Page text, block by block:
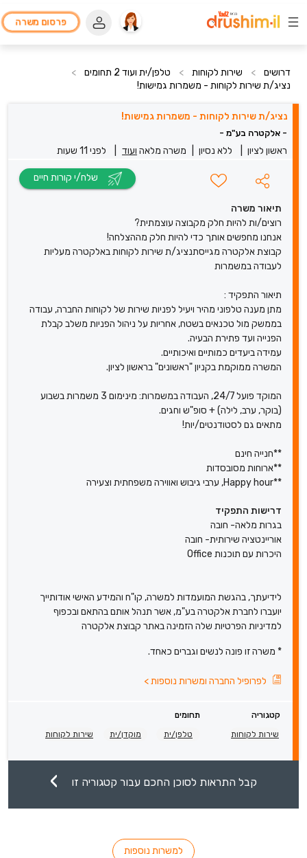
פרסום משרה
דרושים > שירות לקוחות > טלפן/ית ועוד 2 תחומים
>
נציג/ת שירות לקוחות - משמרות גמישות!
נציג/ת שירות לקוחות - משמרות גמישות!
- אלקטרה בע"מ -
ראשון לציון ללא נסיון משרה מלאה ועוד לפני 11 שעות
תיאור משרה
רוצים/ות להיות חלק מקבוצה עוצמתית?
אנחנו מחפשים אותך כדי להיות חלק מההצלחה!
קבוצת אלקטרה מגייסתנציג/ת שירות לקוחות באלקטרה מעליות
לעבודה במשמרות
תיאור התפקיד :
מתן מענה טלפוני מהיר ויעיל לפניות שירות של לקוחות החברה, עבודה
בממשק מול טכנאים בשטח, אחריות על ניהול הפניות משלב קבלת
הפנייה ועד פתירת הבעיה.
עמידה ביעדים כמותיים ואיכותיים.
המשרה ממוקמת בקניון "ראשונים" בראשון לציון.
המוקד פועל 24/7, העבודה במשמרות: מינימום 3 משמרות בשבוע
(בוקר, ערב, לילה) + סופ"ש וחגים.
מתאים גם לסטודנטים/יות!
**חנייה חינם
**ארוחות מסובסדות
**Happy hour, ערבי גיבוש ואווירה משפחתית וצעירה
דרישות התפקיד
בגרות מלאה- חובה
אוריינטציה שירותית- חובה
היכרות עם תוכנות Office
לידיעתך, בהגשת המועמדות למשרה, קו"ח והמידע האישי אודותייך
יועברו לחברת אלקטרה בע"מ, אשר תנהל אותם בהתאם ובכפוף
למדיניות הפרטיות שלה הזמינה באתר קבוצת אלקטרה
* משרה זו פונה לנשים וגברים כאחד.
לפרופיל החברה ומשרות נוספות>
קטגוריה
תחומים
שירות לקוחות
טלפן/ית מוקדן/ית שירות לקוחות
קבל התראות לסוכן החכם עבור קטגוריה זו
למשרות נוספות